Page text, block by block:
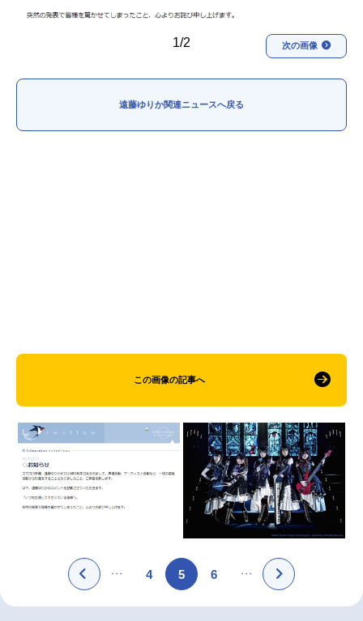
FOLLOW US
1/2 次の画像
遠藤ゆりか関連ニュースへ戻る
この画像の記事へ
4 5 6